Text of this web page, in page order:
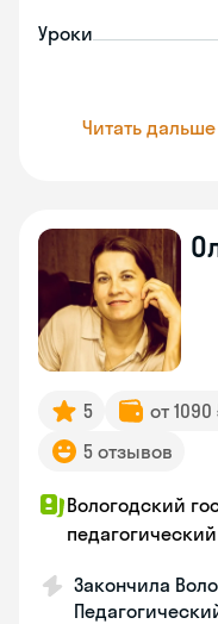
Уроки
Читать дальше
5 от
5 отзывов
Вологодский
Закончила